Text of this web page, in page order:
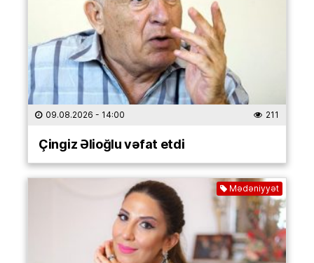
09.08.2026 - 14:00 211
Çingiz Əlioğlu vəfat etdi
Mədəniyyət